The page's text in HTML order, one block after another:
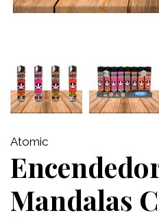
Atomic
Mandalas